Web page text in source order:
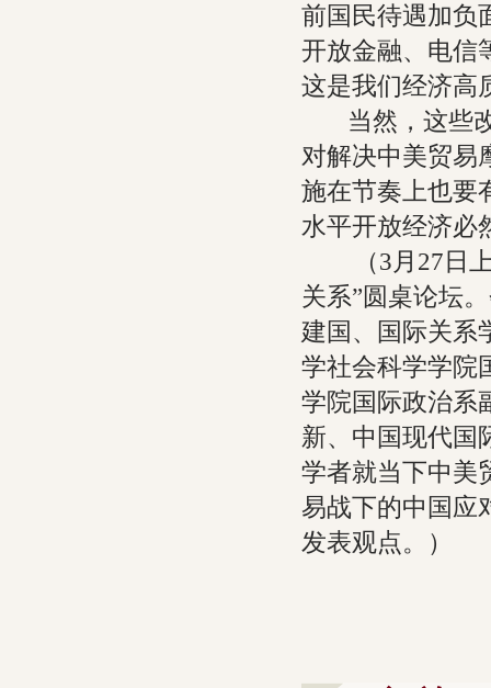
前国民待遇加负
开放金融、电信
这是我们经济高
当然，这些改
对解决中美贸易
施在节奏上也要
水平开放经济必
（3月27日上
关系”圆桌论坛
建国、国际关系
学社会科学学院
学院国际政治系
新、中国现代国
学者就当下中美
易战下的中国应
发表观点。）